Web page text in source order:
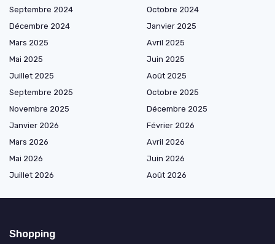
Septembre 2024
Octobre 2024
Décembre 2024
Janvier 2025
Mars 2025
Avril 2025
Mai 2025
Juin 2025
Juillet 2025
Août 2025
Septembre 2025
Octobre 2025
Novembre 2025
Décembre 2025
Janvier 2026
Février 2026
Mars 2026
Avril 2026
Mai 2026
Juin 2026
Juillet 2026
Août 2026
Shopping